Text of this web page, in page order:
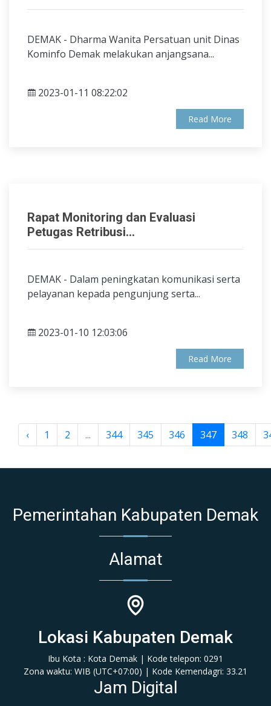
DEMAK - Dharma Wanita Persatuan unit Dinas
Kominfo Demak melakukan anjangsana...
2023-01-11 08:22:02
Read More
Rapat Monitoring dan Evaluasi
Petugas Retribusi...
DEMAK - Dalam peningkatan komunikasi serta
pelayanan kepada pengunjung serta...
2023-01-10 12:03:06
Read More
‹ 1 2 ... 344 345 346 347 348
Pemerintahan Kabupaten Demak
Alamat
Lokasi Kabupaten Demak
Ibu Kota : Kota Demak | Kode telepon: 0291
Zona waktu: WIB (‎UTC+07:00‎)‎ | Kode Kemendagri: 33.21
Jam Digital